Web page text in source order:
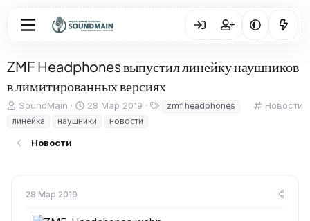
ZMF Headphones выпустил линейку наушников
в лимитированных версиях
К
Новости
А
в
т
о
SoundMain
Д
а
т
28 Мар 2019
zmf headphones
линейка
наушники новости
Новости
28 Мар 2019